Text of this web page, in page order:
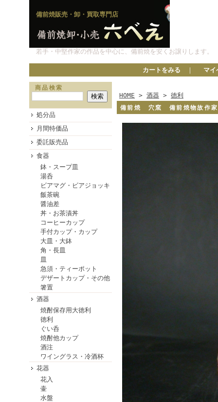
備前焼販売・卸・買取専門店
若手・中堅作家の作品を中心に、備前焼を安くお譲りします。
カートをみる ｜ マイ
商品検索
処分品
月間特価品
委託販売品
食器
鉢・スープ皿
湯呑
ビアマグ・ビアジョッキ
飯茶碗
醤油差
丼・お茶漬丼
コーヒーカップ
手付カップ・カップ
大皿・大鉢
角・長皿
皿
急須・ティーポット
デザートカップ・その他
箸置
酒器
焼酎保存用大徳利
徳利
ぐい呑
焼酎他カップ
酒注
ワイングラス・冷酒杯
花器
花入
壷
水盤
HOME > 酒器 > 徳利
備前焼 穴窯 備前焼物故